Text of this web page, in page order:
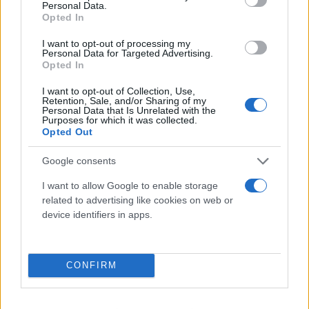
Personal Data.
Opted In
I want to opt-out of processing my
Personal Data for Targeted Advertising.
Opted In
I want to opt-out of Collection, Use,
Retention, Sale, and/or Sharing of my
Personal Data that Is Unrelated with the
Purposes for which it was collected.
Opted Out
Google consents
I want to allow Google to enable storage
related to advertising like cookies on web or
device identifiers in apps.
CONFIRM
Ως προς τους Ρώσους, σημειώνεται ότι η επίσκεψη
στο Ιράν θα είναι το δεύτερο ταξίδι του Πούτιν στο
εξωτερικό από την έναρξη του πολέμου στην